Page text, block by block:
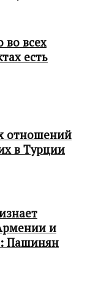
во всех
есть
отношений
в Турции
и
Пашинян